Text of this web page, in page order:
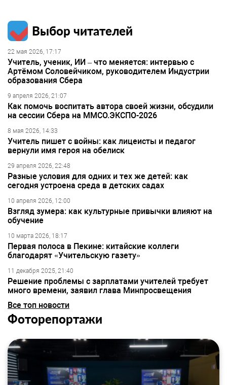
Выбор читателей
22 мая 2026, 17:17
Учитель, ученик, ИИ – что меняется: интервью с
Артёмом Соловейчиком, руководителем Индустрии
образования Сбера
9 апреля 2026, 21:07
Как помочь воспитать автора своей жизни, обсудили
на сессии Сбера на ММСО.ЭКСПО-2026
8 мая 2026, 14:33
Учитель пишет с войны: как лицеисты и педагог
вернули имя героя на обелиск
29 апреля 2026, 22:48
Разные условия для одних и тех же детей: как
сегодня устроена среда в детских садах
10 апреля 2026, 12:00
Взгляд зумера: как культурные привычки влияют на
обучение
10 марта 2026, 18:17
Первая полоса в Пекине: китайские коллеги
благодарят «Учительскую газету»
11 декабря 2025, 21:40
Решение проблемы с зарплатами учителей требует
много времени, заявил глава Минпросвещения
Все топ новости
Фоторепортажи